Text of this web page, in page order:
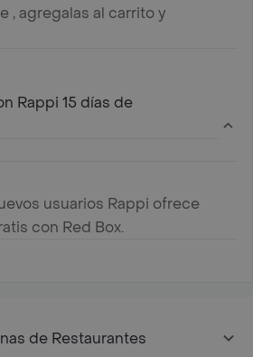
, agregalas al carrito y
Rappi 15 días de
usuarios Rappi ofrece
con Red Box.
de Restaurantes